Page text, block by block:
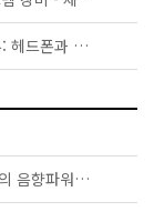
KS C IEC 60268-7 - 음향 시스템 기기 —제7부: 헤드폰과 이어폰
KS I ISO 3741 - 음향 — 음압법에 의한 소음원의 음향파워 레벨과 음향에너지레벨 측정방법 —잔향실에서의 정밀 측정방법